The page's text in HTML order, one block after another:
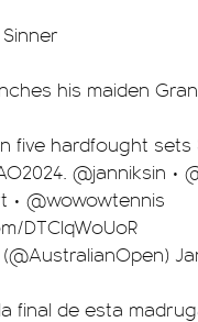
his maiden
five hardfought
. @janniksin •
• @wowowtennis
DTCIqWoUoR
final de esta